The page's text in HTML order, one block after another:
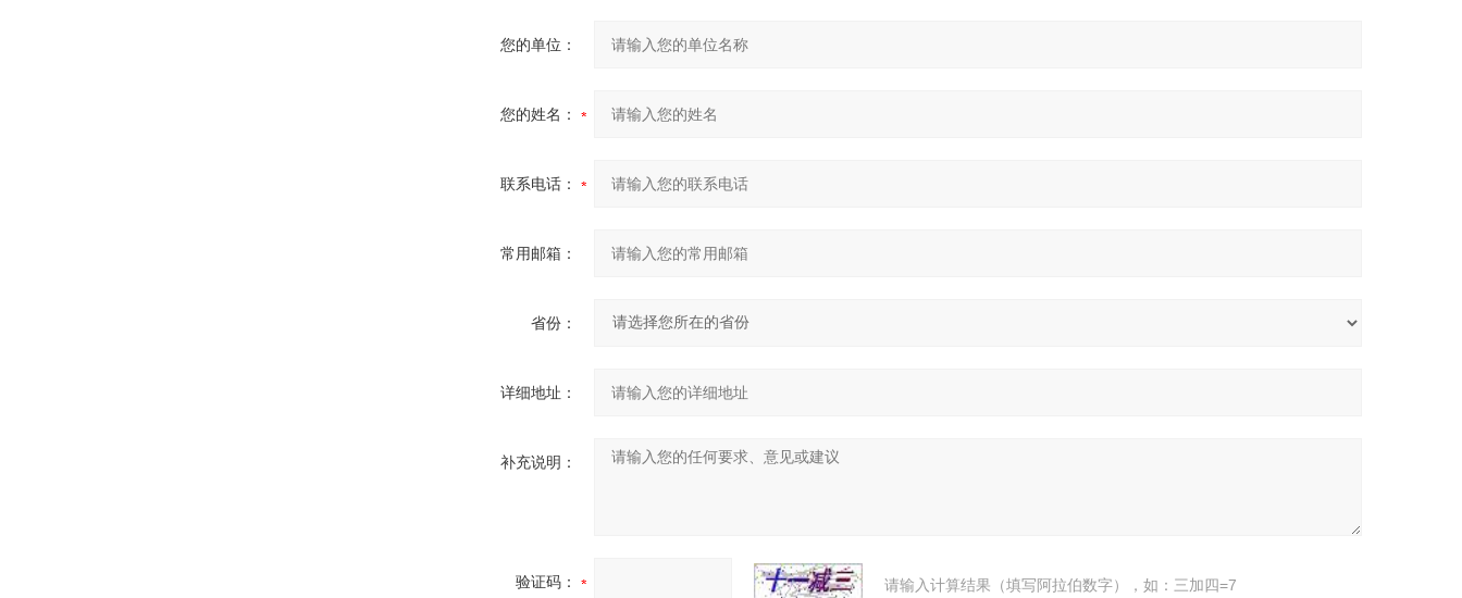
您的单位：
您的姓名：
联系电话：
常用邮箱：
省份：
详细地址：
补充说明：
验证码： 请输入计算结果（填写阿拉伯数字），如：三加四=7